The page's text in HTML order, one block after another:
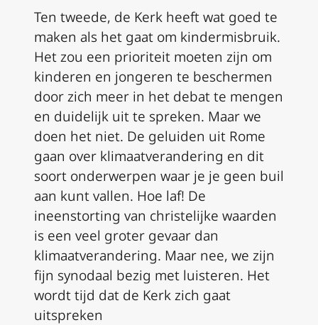
Ten tweede, de Kerk heeft wat goed te
maken als het gaat om kindermisbruik.
Het zou een prioriteit moeten zijn om
kinderen en jongeren te beschermen
door zich meer in het debat te mengen
en duidelijk uit te spreken. Maar we
doen het niet. De geluiden uit Rome
gaan over klimaatverandering en dit
soort onderwerpen waar je je geen buil
aan kunt vallen. Hoe laf! De
ineenstorting van christelijke waarden
is een veel groter gevaar dan
klimaatverandering. Maar nee, we zijn
fijn synodaal bezig met luisteren. Het
wordt tijd dat de Kerk zich gaat
uitspreken